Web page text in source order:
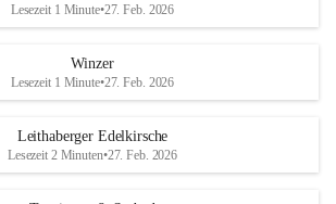
Lesezeit 1 Minute•27. Feb. 2026
Winzer
Lesezeit 1 Minute•27. Feb. 2026
Leithaberger Edelkirsche
Lesezeit 2 Minuten•27. Feb. 2026